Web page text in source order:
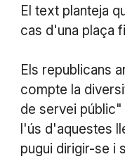
El text planteja
cas d'una plaça
Els republicans
compte la
de servei
l'ús d'aquestes
pugui dirigir-se i